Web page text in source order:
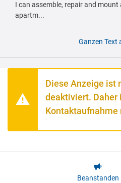
I can assemble, repair and
apartm...
Ganzen Text
Diese Anzeige ist
deaktiviert. Daher
Beanstanden